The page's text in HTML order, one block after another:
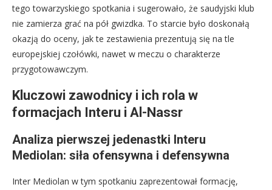
tego towarzyskiego spotkania i sugerowało, że saudyjski klub
nie zamierza grać na pół gwizdka. To starcie było doskonałą
okazją do oceny, jak te zestawienia prezentują się na tle
europejskiej czołówki, nawet w meczu o charakterze
przygotowawczym.
Kluczowi zawodnicy i ich rola w
formacjach Interu i Al-Nassr
Analiza pierwszej jedenastki Interu
Mediolan: siła ofensywna i defensywna
Inter Mediolan w tym spotkaniu zaprezentował formację,